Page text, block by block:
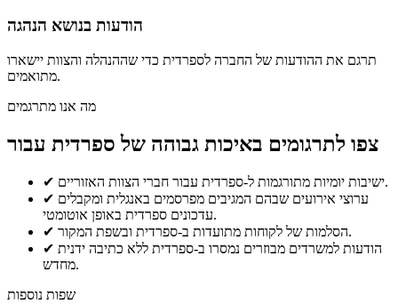
הודעות בנושא הנהגה
תרגם את ההודעות של החברה לספרדית כדי שההנהלה והצוות יישארו
מתואמים.
מה אנו מתרגמים
צפו לתרגומים באיכות גבוהה של ספרדית עבור
✔
ישיבות יומיות מתורגמות ל-ספרדית עבור חברי הצוות האזוריים.
✔ ערוצי אירועים שבהם המגיבים מפרסמים באנגלית ומקבלים
עדכונים ספרדית באופן אוטומטי.
✔
הסלמות של לקוחות מתועדות ב-ספרדית ובשפת המקור.
✔ הודעות למשרדים מבוזרים נמסרו ב-ספרדית ללא כתיבה ידנית
מחדש.
שפות נוספות